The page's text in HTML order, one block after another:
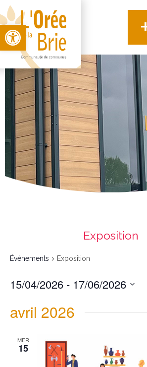
Open toolbar
Exposition
Évènements Exposition
15/04/2026 - 17/06/2026
avril 2026
MER
15